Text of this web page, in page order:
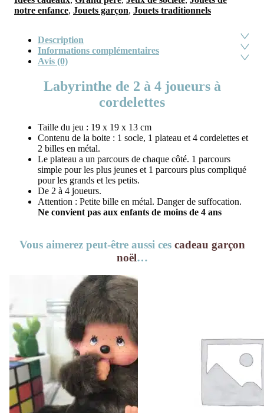
notre enfance, Jouets garçon, Jouets traditionnels
Description
Informations complémentaires
Avis (0)
Labyrinthe de 2 à 4 joueurs à
cordelettes
Taille du jeu : 19 x 19 x 13 cm
Contenu de la boite : 1 socle, 1 plateau et 4 cordelettes et
2 billes en métal.
Le plateau a un parcours de chaque côté. 1 parcours
simple pour les plus jeunes et 1 parcours plus compliqué
pour les grands et les petits.
De 2 à 4 joueurs.
Attention : Petite bille en métal. Danger de suffocation.
Ne convient pas aux enfants de moins de 4 ans
Vous aimerez peut-être aussi ces cadeau garçon
noël…